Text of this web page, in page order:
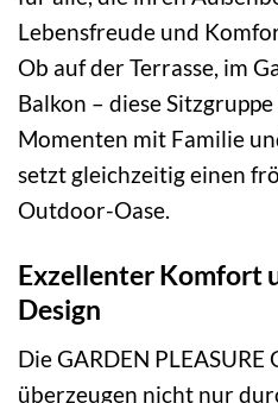
Lebensfreude und
Ob auf der Terrasse, im
Balkon – diese
Momenten mit Familie
setzt gleichzeitig einen
Outdoor-Oase.
Exzellenter Komfort
Design
Die GARDEN PLEASURE
überzeugen nicht nur